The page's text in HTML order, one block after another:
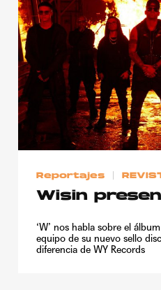
Reportajes
Wisin
‘W’ nos habla sobre el
equipo de su nuevo sello
diferencia de WY Records